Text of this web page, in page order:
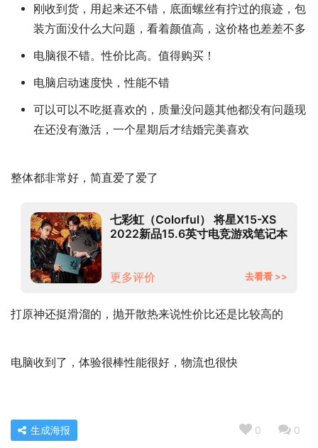
刚收到货，用起来还不错，底面螺丝有拧过的痕迹，包
装方面没什么大问题，看着颜值高，这价格也差差不多
电脑很不错。性价比高。值得购买！
电脑启动速度快，性能不错
可以可以不吃挺喜欢的，质量没问题其他都没有问题现
在还没有激活，一个星期后才结婚完美喜欢
整体都非常好，简直爱了爱了
七彩虹（Colorful） 将星X15-XS
2022新品15.6英寸电竞游戏笔记本
16G/512GPCIe固态/官方标配
更多评价 去看看 >>
打原神还挺滑溜的，抛开散热来说性价比还是比较高的
电脑收到了，体验很棒性能很好，物流也很快
0 0
生成海报